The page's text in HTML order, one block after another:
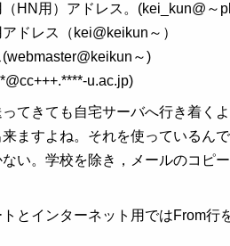
HN用）アドレス。(kei_kun@～
ドレス（kei@keikun～）
～)
u.ac.jp)
てきても自宅サーバへ行き着く
ますよね。それを使っているんで
い。学校を除き，メールのコピ
とインターネット用ではFrom